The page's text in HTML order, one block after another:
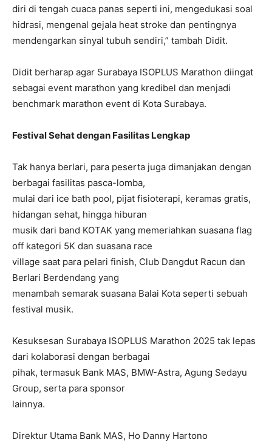
diri di tengah cuaca panas seperti ini, mengedukasi soal
hidrasi, mengenal gejala heat stroke dan pentingnya
mendengarkan sinyal tubuh sendiri,” tambah Didit.
Didit berharap agar Surabaya ISOPLUS Marathon diingat
sebagai event marathon yang kredibel dan menjadi
benchmark marathon event di Kota Surabaya.
Festival Sehat dengan Fasilitas Lengkap
Tak hanya berlari, para peserta juga dimanjakan dengan
berbagai fasilitas pasca-lomba,
mulai dari ice bath pool, pijat fisioterapi, keramas gratis,
hidangan sehat, hingga hiburan
musik dari band KOTAK yang memeriahkan suasana flag
off kategori 5K dan suasana race
village saat para pelari finish, Club Dangdut Racun dan
Berlari Berdendang yang
menambah semarak suasana Balai Kota seperti sebuah
festival musik.
Kesuksesan Surabaya ISOPLUS Marathon 2025 tak lepas
dari kolaborasi dengan berbagai
pihak, termasuk Bank MAS, BMW-Astra, Agung Sedayu
Group, serta para sponsor
lainnya.
Direktur Utama Bank MAS, Ho Danny Hartono